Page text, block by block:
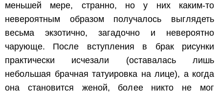
меньшей мере, странно, но у них каким-то
невероятным образом получалось выглядеть
весьма экзотично, загадочно и невероятно
чарующе. После вступления в брак рисунки
практически исчезали (оставалась лишь
небольшая брачная татуировка на лице), а когда
она становится женой, более никто не мог